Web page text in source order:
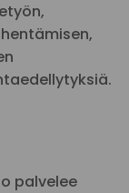
palvelee